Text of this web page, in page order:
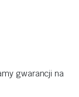
gwarancji na